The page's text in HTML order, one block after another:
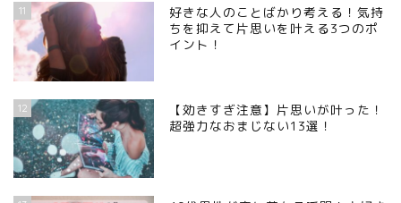
11
好きな人のことばかり考える！気持
ちを抑えて片思いを叶える3つのポ
イント！
12
【効きすぎ注意】片思いが叶った！
超強力なおまじない13選！